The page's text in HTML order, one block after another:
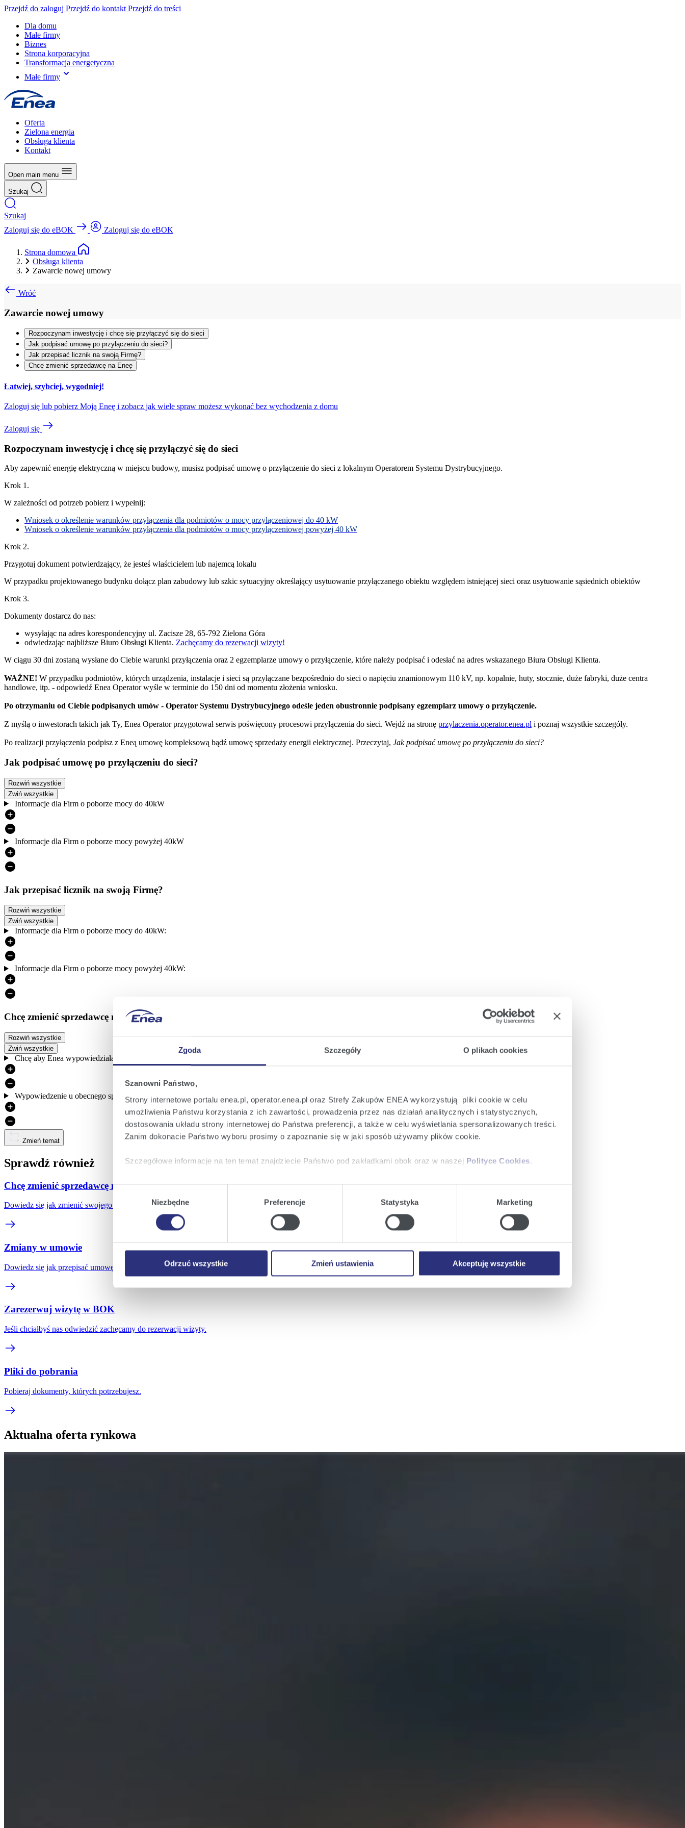
Zgoda Szczegóły O plikach cookies
Szanowni Państwo,
Strony internetowe portalu enea.pl, operator.enea.pl oraz Strefy Zakupów ENEA wykorzystują pliki cookie w celu
umożliwienia Państwu korzystania z ich zawartości, prowadzenia przez nas działań analitycznych i statystycznych,
dostosowania układu strony internetowej do Państwa preferencji, a także w celu wyświetlania spersonalizowanych treści.
Zanim dokonacie Państwo wyboru prosimy o zapoznanie się w jaki sposób używamy plików cookie.
Szczegółowe informacje na ten temat znajdziecie Państwo pod zakładkami obok oraz w naszej Polityce Cookies.
KlikającAkceptuję wszystkiewyrażają Państwo zgodę na umieszczenie wszystkich rodzajów plików cookie z
których korzystamy, na Państwa urządzeniu.
Zmień ustawienia
, możecie Państwo wybrać jakie rodzaje plików cookie będziemy umieszczać w Państwa
urządzeniu.
Wybór
Niezbędne Preferencje Statystyka Marketing
Odrzuć wszystkie Zmień ustawienia Akceptuję wszystkie
Przejdź do zaloguj Przejdź do kontakt Przejdź do treści
Dla domu
Małe firmy
Biznes
Strona korporacyjna
Transformacja energetyczna
Małe firmy
Oferta
Zielona energia
Obsługa klienta
Kontakt
Open main menu
Szukaj
Szukaj
Zaloguj się do eBOK
Zaloguj się do eBOK
Strona domowa
Obsługa klienta
Zawarcie nowej umowy
Wróć
Zawarcie nowej umowy
Rozpoczynam inwestycję i chcę się przyłączyć się do sieci
Jak podpisać umowę po przyłączeniu do sieci?
Jak przepisać licznik na swoją Firmę?
Chcę zmienić sprzedawcę na Eneę
Łatwiej, szybciej, wygodniej!
Zaloguj się lub pobierz Moją Eneę i zobacz jak wiele spraw możesz wykonać bez wychodzenia z domu
Zaloguj się
Rozpoczynam inwestycję i chcę się przyłączyć się do sieci
Aby zapewnić energię elektryczną w miejscu budowy, musisz podpisać umowę o przyłączenie do sieci z lokalnym Operatorem Systemu Dystrybucyjnego.
Krok 1.
W zależności od potrzeb pobierz i wypełnij:
Wniosek o określenie warunków przyłączenia dla podmiotów o mocy przyłączeniowej do 40 kW
Wniosek o określenie warunków przyłączenia dla podmiotów o mocy przyłączeniowej powyżej 40 kW
Krok 2.
Przygotuj dokument potwierdzający, że jesteś właścicielem lub najemcą lokalu
W przypadku projektowanego budynku dołącz plan zabudowy lub szkic sytuacyjny określający usytuowanie przyłączanego obiektu względem istniejącej sieci oraz usytuowanie sąsiednich obiektów
Krok 3.
Dokumenty dostarcz do nas:
wysyłając na adres korespondencyjny ul. Zacisze 28, 65-792 Zielona Góra
odwiedzając najbliższe Biuro Obsługi Klienta. Zachęcamy do rezerwacji wizyty!
W ciągu 30 dni zostaną wysłane do Ciebie warunki przyłączenia oraz 2 egzemplarze umowy o przyłączenie, które należy podpisać i odesłać na adres wskazanego Biura Obsługi Klienta.
WAŻNE! W przypadku podmiotów, których urządzenia, instalacje i sieci są przyłączane bezpośrednio do sieci o napięciu znamionowym 110 kV, np. kopalnie, huty, stocznie, duże fabryki, duże centra
handlowe, itp. - odpowiedź Enea Operator wyśle w terminie do 150 dni od momentu złożenia wniosku.
Po otrzymaniu od Ciebie podpisanych umów - Operator Systemu Dystrybucyjnego odeśle jeden obustronnie podpisany egzemplarz umowy o przyłączenie.
Z myślą o inwestorach takich jak Ty, Enea Operator przygotował serwis poświęcony procesowi przyłączenia do sieci. Wejdź na stronę przylaczenia.operator.enea.pl i poznaj wszystkie szczegóły.
Po realizacji przyłączenia podpisz z Eneą umowę kompleksową bądź umowę sprzedaży energii elektrycznej. Przeczytaj, Jak podpisać umowę po przyłączeniu do sieci?
Jak podpisać umowę po przyłączeniu do sieci?
Rozwiń wszystkie
Zwiń wszystkie
Informacje dla Firm o poborze mocy do 40kW
Informacje dla Firm o poborze mocy powyżej 40kW
Jak przepisać licznik na swoją Firmę?
Rozwiń wszystkie
Zwiń wszystkie
Informacje dla Firm o poborze mocy do 40kW:
Informacje dla Firm o poborze mocy powyżej 40kW:
Chcę zmienić sprzedawcę na Eneę
Rozwiń wszystkie
Zwiń wszystkie
Chcę aby Enea wypowiedziała za mnie umowę w moim imieniu
Wypowiedzenie u obecnego sprzedawcy zostało złożone
Zmień temat
Sprawdź również
Chcę zmienić sprzedawcę na Eneę
Dowiedz się jak zmienić swojego dotychczasowego sprzedawcę na Eneę.
Zmiany w umowie
Dowiedz się jak przepisać umowę na nowego odbiorcę, zmienić adres do korespondencji.
Zarezerwuj wizytę w BOK
Jeśli chciałbyś nas odwiedzić zachęcamy do rezerwacji wizyty.
Pliki do pobrania
Pobieraj dokumenty, których potrzebujesz.
Aktualna oferta rynkowa